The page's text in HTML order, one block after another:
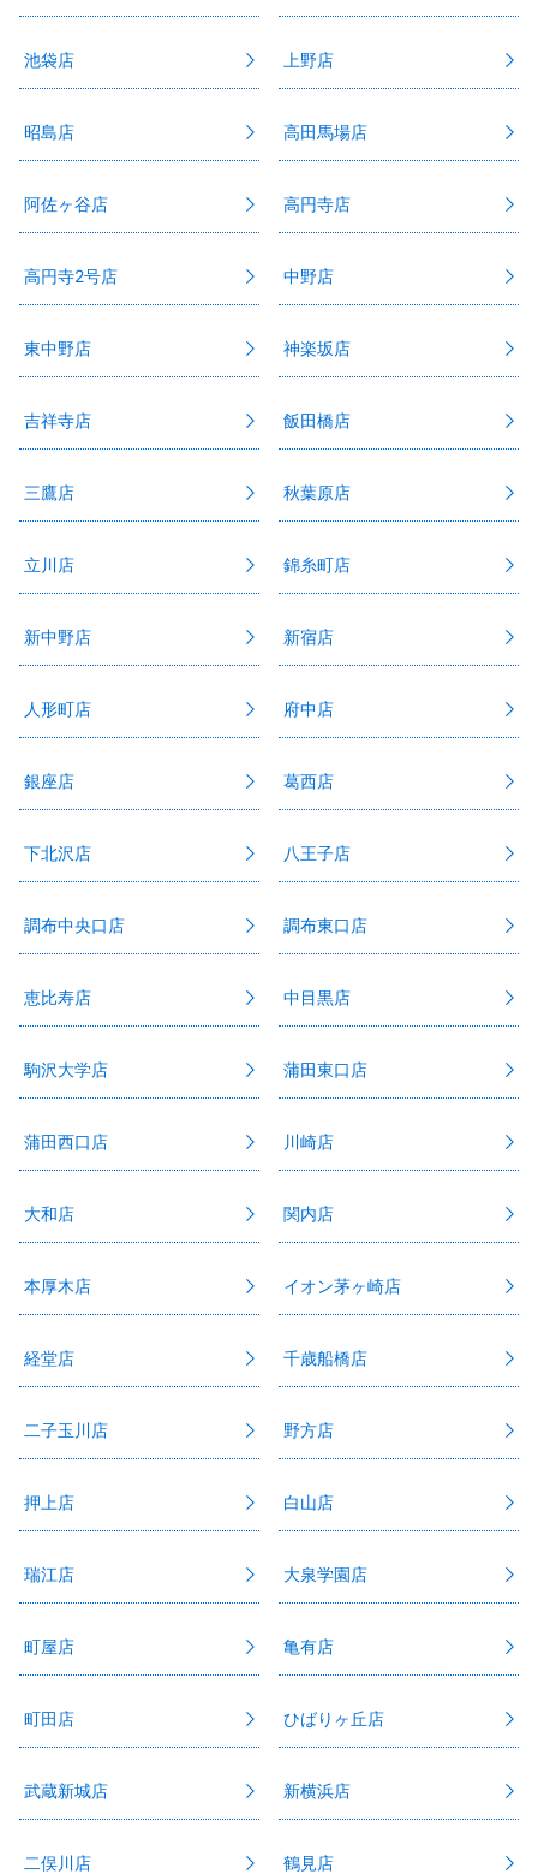
池袋店 上野店
昭島店 高田馬場店
阿佐ヶ谷店 高円寺店
高円寺2号店 中野店
東中野店 神楽坂店
吉祥寺店 飯田橋店
三鷹店 秋葉原店
立川店 錦糸町店
新中野店 新宿店
人形町店 府中店
銀座店 葛西店
下北沢店 八王子店
調布中央口店 調布東口店
恵比寿店 中目黒店
駒沢大学店 蒲田東口店
蒲田西口店 川崎店
大和店 関内店
本厚木店 イオン茅ヶ崎店
経堂店 千歳船橋店
二子玉川店 野方店
押上店 白山店
瑞江店 大泉学園店
町屋店 亀有店
町田店 ひばりヶ丘店
武蔵新城店 新横浜店
二俣川店 鶴見店